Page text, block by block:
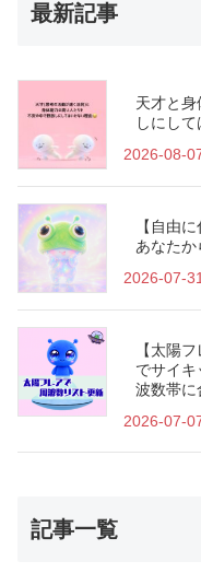
最新記事
天才と
しにし
2026-08-
【自由
あなた
2026-07-31
【太陽
でサイ
波数帯に
2026-07-
記事一覧